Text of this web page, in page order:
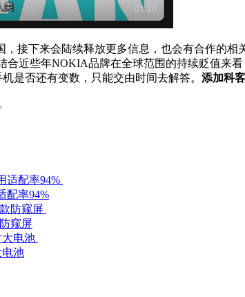
下来会陆续释放更多信息，也会有合作的相
合近些年NOKIA品牌在全球范围的持续贬值来
是否还有变数，只能交由时间去解答。 添加科
配率94%
窥屏
电池